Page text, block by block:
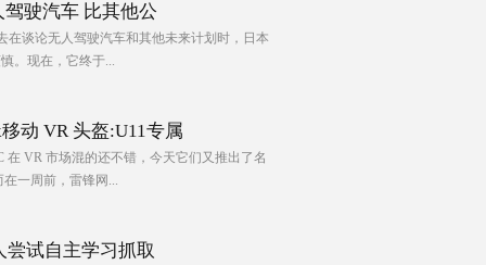
驶汽车 比其他公
在谈论无人驾驶汽车和其他未来计划时，日本
。现在，它终于...
动 VR 头盔:U11专属
在 VR 市场混的还不错，今天它们又推出了名
一周前，雷锋网...
尝试自主学习抓取